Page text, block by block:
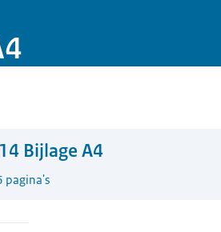
Bijlage A4
pagina's